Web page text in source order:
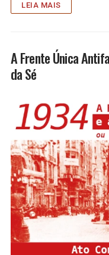
LEIA MAIS
A Frente Única
da Sé